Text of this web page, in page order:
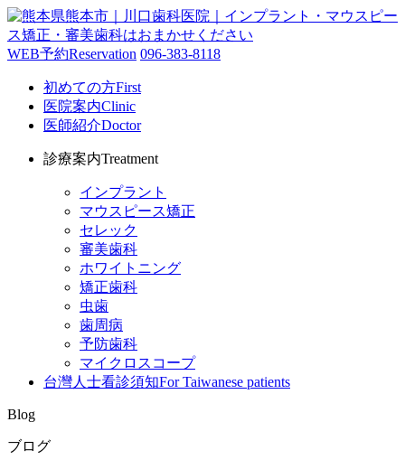
WEB予約Reservation 096-383-8118
初めての方First
医院案内Clinic
医師紹介Doctor
診療案内Treatment
インプラント
マウスピース矯正
セレック
審美歯科
ホワイトニング
矯正歯科
虫歯
歯周病
予防歯科
マイクロスコープ
台灣人士看診須知For Taiwanese patients
Blog
ブログ